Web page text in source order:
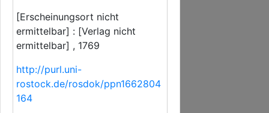
[Erscheinungsort nicht
ermittelbar] : [Verlag nicht
ermittelbar] , 1769
http://purl.uni-
rostock.de/rosdok/ppn1662804
164